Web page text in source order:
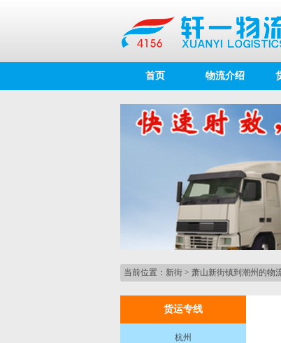
首页 物流介绍
当前位置： 新街 > 萧山新街镇到潮州的物
货运专线
杭州